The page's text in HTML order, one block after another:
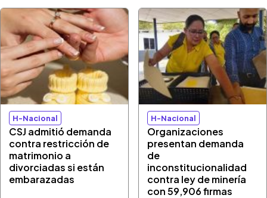
H-Nacional
CSJ admitió demanda
contra restricción de
matrimonio a
divorciadas si están
embarazadas
H-Nacional
Organizaciones
presentan demanda
de
inconstitucionalidad
contra ley de minería
con 59,906 firmas